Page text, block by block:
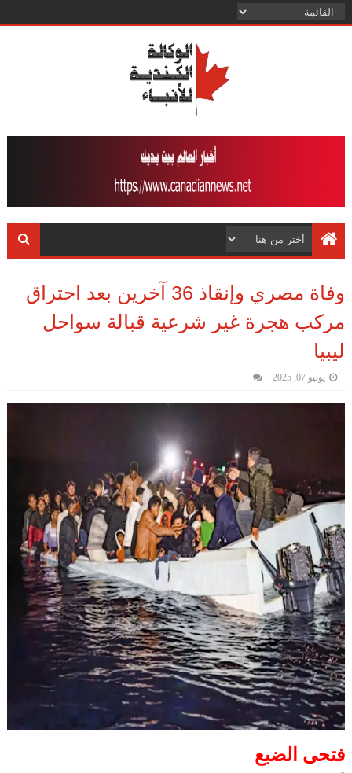
وفاة مصري وإنقاذ 36 آخرين بعد احتراق
مركب هجرة غير شرعية قبالة سواحل
ليبيا
يونيو 07, 2025
فتحى الضبع